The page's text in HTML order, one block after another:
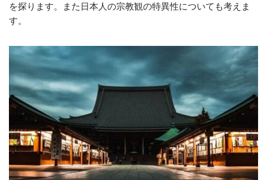
を探ります。また日本人の宗教観の特異性についても考えま
す。